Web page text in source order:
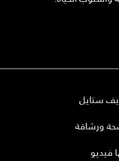
ستايل
ورشاقة
فيديو